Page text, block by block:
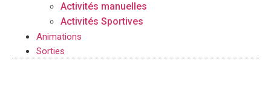
Activités manuelles
Activités Sportives
Animations
Sorties